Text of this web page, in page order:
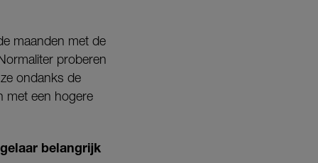
maanden met de
proberen
ondanks de
met een hogere
belangrijk